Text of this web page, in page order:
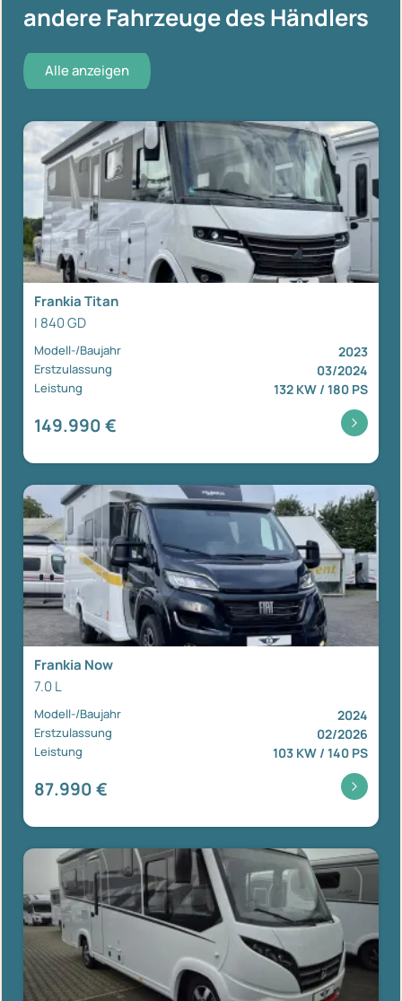
andere Fahrzeuge des Händlers
Alle anzeigen
Frankia Titan
I 840 GD
Modell-/Baujahr 2023
Erstzulassung 03/2024
Leistung 132 KW / 180 PS
149.990 €
Frankia Now
7.0 L
Modell-/Baujahr 2024
Erstzulassung 02/2026
Leistung 103 KW / 140 PS
87.990 €